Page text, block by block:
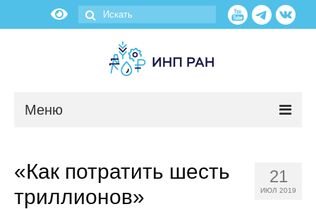
Меню
21
ИЮЛ 2019
«Как потратить шесть
триллионов»